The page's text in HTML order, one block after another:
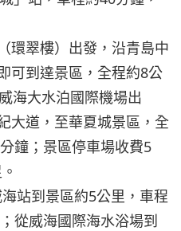
環翠樓）出發，沿青島中
可到達景區，全程約8公
海大水泊國際機場出
大道，至華夏城景區，全
鐘；景區停車場收費5
站到景區約5公里，車程
從威海國際海水浴場到